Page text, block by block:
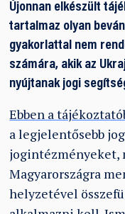
Újonnan elkészült
tartalmaz olyan
gyakorlattal nem
számára, akik az
nyújtanak jogi
Ebben a
a legjelentősebb
jogintézményeket,
Magyarországra
helyzetével